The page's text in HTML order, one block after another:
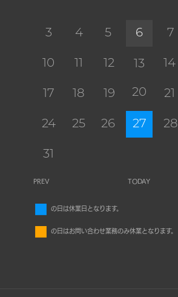
3 4 5 6 7
10 12 13 14
17 18 19 20 21
24 25 26 27 28
31
PREV TODAY
の日は休業日となります。
の日はお問い合わせ業務のみ休業となります。